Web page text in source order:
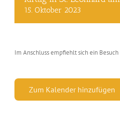
15. Oktober 2023
Im Anschluss empfiehlt sich ein
Zum Kalender hinzufügen